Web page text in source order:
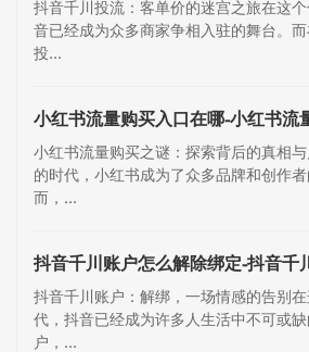
抖音千川投流：客单价的迷宫之旅在这
音已经成为众多商家争相入驻的舞台。
投...
小红书流量购买入口在哪-小红书流
小红书流量购买之谜：探索背后的真相
的时代，小红书成为了众多品牌和创作
而，...
抖音千川账户怎么解除绑定-抖音千
抖音千川账户：解绑，一场情感的告别
代，抖音已经成为许多人生活中不可或
户，...